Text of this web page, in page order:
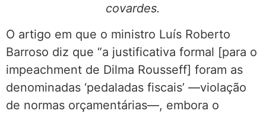
covardes.
O artigo em que o ministro Luís Roberto
Barroso diz que “a justificativa formal [para o
impeachment de Dilma Rousseff] foram as
denominadas ‘pedaladas fiscais’ —violação
de normas orçamentárias—, embora o